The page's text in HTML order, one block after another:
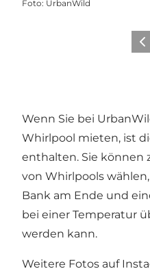
Foto: UrbanWild
Wenn Sie bei
Whirlpool mieten, ist
enthalten. Sie können
von Whirlpools
Bank am Ende und
bei einer Temperatur
werden kann.
Weitere Fotos auf